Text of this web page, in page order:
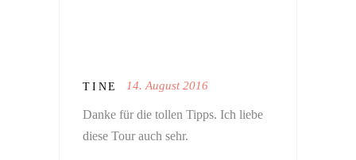
TINE 14. August 2016
Danke für die tollen Tipps. Ich liebe
diese Tour auch sehr.